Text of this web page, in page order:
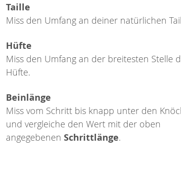
Taille
Miss den Umfang an deiner natürlichen
Hüfte
Miss den Umfang an der breitesten Stelle
Hüfte.
Beinlänge
Miss vom Schritt bis knapp unter den
und vergleiche den Wert mit der oben
angegebenen Schrittlänge.